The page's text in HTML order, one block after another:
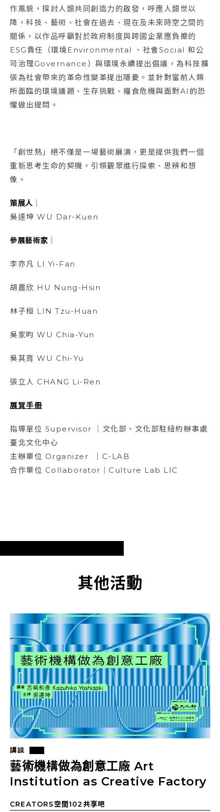
作風貌，探討人類共同創造力的啟發，呼應人類世以
降，科技、藝術、社會在過去、現在及未來時空之間的
關係，以作品呼籲對於政府制度與跨國企業應負擔的
ESG責任（環境Environmental 、社會Social 和公
司治理Governance）與環境永續提出倡議，為科技擴
張為社會帶來的革命性變革提出隱憂。並針對當前人類
所面臨的環境議題、生存挑戰、糧食危機與面對AI的恐
懼做出提問。
「創世熱」絕不僅是一場藝術展演，更是提供我們一個
重新思考生命的契機，引領觀眾進行探索、思辨和想
像。
策展人
吳達坤 WU Dar-Kuen
參展藝術家
李亦凡 LI Yi-Fan
胡農欣 HU Nung-Hsin
林子桓 LIN Tzu-Huan
吳家昀 WU Chia-Yun
吳其育 WU Chi-Yu
張立人 CHANG Li-Ren
展覽手冊
指導單位 Supervisor ｜文化部、文化部駐紐約辦事處
臺北文化中心
主辦單位 Organizer ｜C-LAB
合作單位 Collaborator｜Culture Lab LIC
其他活動
講談
藝術機構做為創意工廠 Art
Institution as Creative Factory
CREATORS空間102共享吧